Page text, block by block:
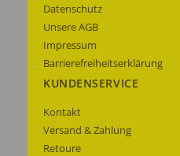
Datenschutz
Unsere AGB
Impressum
Barrierefreiheitserklärung
KUNDENSERVICE
Kontakt
Versand & Zahlung
Retoure